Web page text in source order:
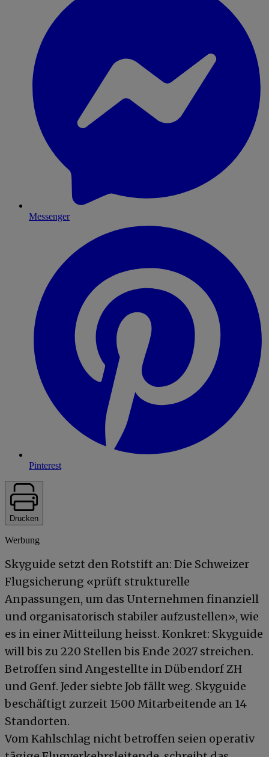
Messenger
Pinterest
Drucken
Werbung
Skyguide setzt den Rotstift an: Die Schweizer
Flugsicherung «prüft strukturelle
Anpassungen, um das Unternehmen finanziell
und organisatorisch stabiler aufzustellen», wie
es in einer Mitteilung heisst. Konkret: Skyguide
will bis zu 220 Stellen bis Ende 2027 streichen.
Betroffen sind Angestellte in Dübendorf ZH
und Genf. Jeder siebte Job fällt weg. Skyguide
beschäftigt zurzeit 1500 Mitarbeitende an 14
Standorten.
Vom Kahlschlag nicht betroffen seien operativ